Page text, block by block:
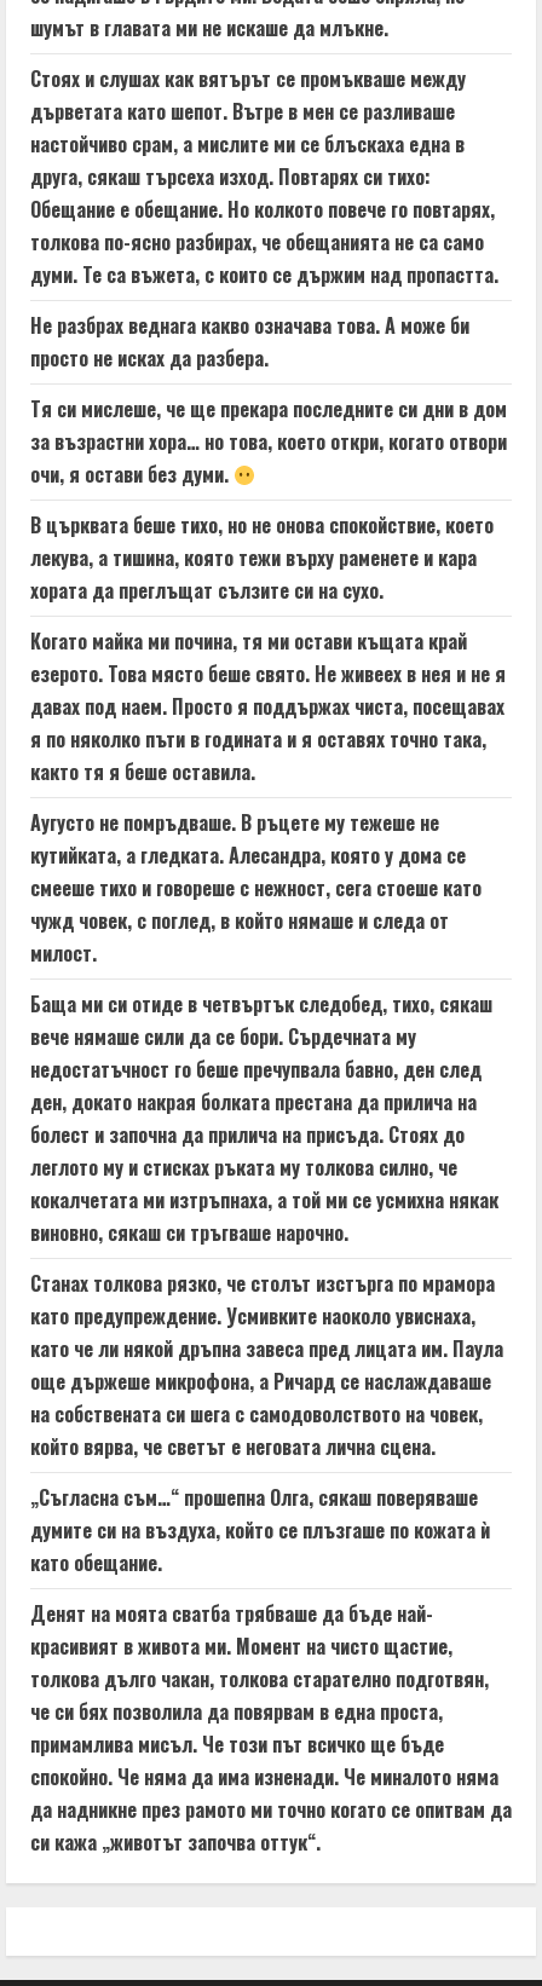
шумът в главата ми не искаше да млъкне.
Стоях и слушах как вятърът се промъкваше между
дърветата като шепот. Вътре в мен се разливаше
настойчиво срам, а мислите ми се блъскаха една в
друга, сякаш търсеха изход. Повтарях си тихо:
Обещание е обещание. Но колкото повече го повтарях,
толкова по-ясно разбирах, че обещанията не са само
думи. Те са въжета, с които се държим над пропастта.
Не разбрах веднага какво означава това. А може би
просто не исках да разбера.
Тя си мислеше, че ще прекара последните си дни в дом
за възрастни хора… но това, което откри, когато отвори
очи, я остави без думи.
В църквата беше тихо, но не онова спокойствие, което
лекува, а тишина, която тежи върху раменете и кара
хората да преглъщат сълзите си на сухо.
Когато майка ми почина, тя ми остави къщата край
езерото. Това място беше свято. Не живеех в нея и не я
давах под наем. Просто я поддържах чиста, посещавах
я по няколко пъти в годината и я оставях точно така,
както тя я беше оставила.
Аугусто не помръдваше. В ръцете му тежеше не
кутийката, а гледката. Алесандра, която у дома се
смееше тихо и говореше с нежност, сега стоеше като
чужд човек, с поглед, в който нямаше и следа от
милост.
Баща ми си отиде в четвъртък следобед, тихо, сякаш
вече нямаше сили да се бори. Сърдечната му
недостатъчност го беше пречупвала бавно, ден след
ден, докато накрая болката престана да прилича на
болест и започна да прилича на присъда. Стоях до
леглото му и стисках ръката му толкова силно, че
кокалчетата ми изтръпнаха, а той ми се усмихна някак
виновно, сякаш си тръгваше нарочно.
Станах толкова рязко, че столът изстърга по мрамора
като предупреждение. Усмивките наоколо увиснаха,
като че ли някой дръпна завеса пред лицата им. Паула
още държеше микрофона, а Ричард се наслаждаваше
на собствената си шега с самодоволството на човек,
който вярва, че светът е неговата лична сцена.
„Съгласна съм…“ прошепна Олга, сякаш поверяваше
думите си на въздуха, който се плъзгаше по кожата ѝ
като обещание.
Денят на моята сватба трябваше да бъде най-
красивият в живота ми. Момент на чисто щастие,
толкова дълго чакан, толкова старателно подготвян,
че си бях позволила да повярвам в една проста,
примамлива мисъл. Че този път всичко ще бъде
спокойно. Че няма да има изненади. Че миналото няма
да надникне през рамото ми точно когато се опитвам да
си кажа „животът започва оттук“.